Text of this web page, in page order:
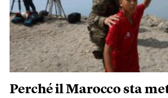
Perché il Marocco sta